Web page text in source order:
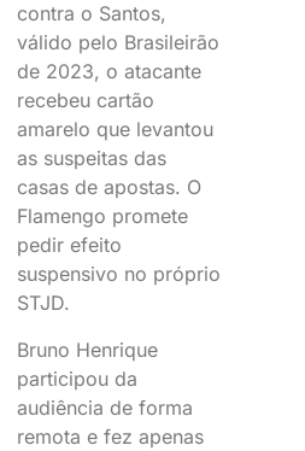
contra o Santos,
válido pelo Brasileirão
de 2023, o atacante
recebeu cartão
amarelo que levantou
as suspeitas das
casas de apostas. O
Flamengo promete
pedir efeito
suspensivo no próprio
STJD.
Bruno Henrique
participou da
audiência de forma
remota e fez apenas